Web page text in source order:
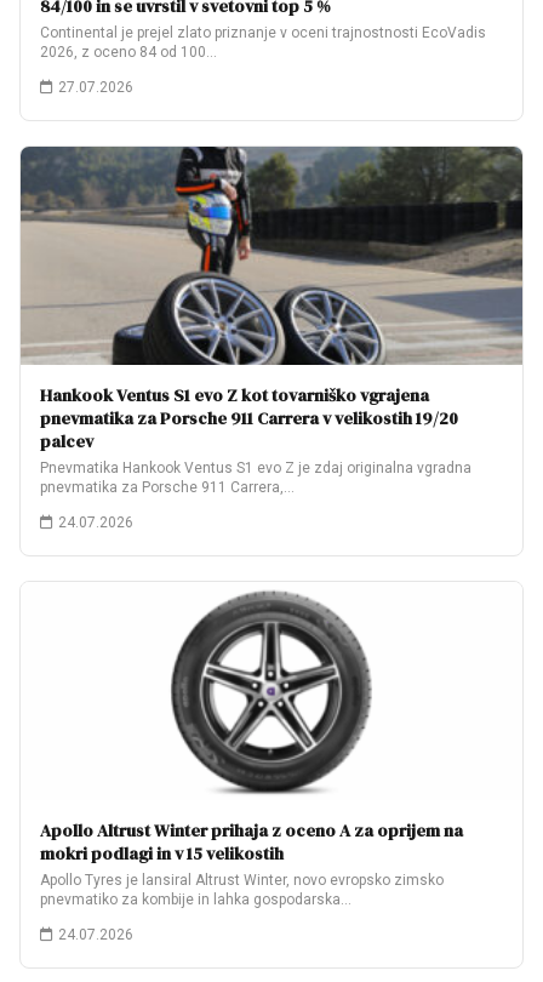
84/100 in se uvrstil v svetovni top 5 %
Continental je prejel zlato priznanje v oceni trajnostnosti EcoVadis
2026, z oceno 84 od 100…
27.07.2026
Hankook Ventus S1 evo Z kot tovarniško vgrajena
pnevmatika za Porsche 911 Carrera v velikostih 19/20
palcev
Pnevmatika Hankook Ventus S1 evo Z je zdaj originalna vgradna
pnevmatika za Porsche 911 Carrera,…
24.07.2026
Apollo Altrust Winter prihaja z oceno A za oprijem na
mokri podlagi in v 15 velikostih
Apollo Tyres je lansiral Altrust Winter, novo evropsko zimsko
pnevmatiko za kombije in lahka gospodarska…
24.07.2026